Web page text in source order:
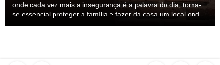
onde cada vez mais a insegurança é a palavra do dia, torna-
se essencial proteger a família e fazer da casa um local onde